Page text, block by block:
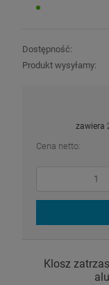
Dostępność:
Produkt wysyłamy:
zawiera
Cena netto:
Klosz